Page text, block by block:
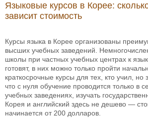
Языковые курсов в Корее:
зависит стоимость
Курсы языка в Корее организованы
высших учебных заведений.
школы при частных учебных центрах к
готовят, в них можно только пройти
краткосрочные курсы для тех, кто учил, но
что с нуля обучение проводится только в
учебных заведениях, изучать
Корея и английский здесь не дешево —
начинается от 200 долларов.